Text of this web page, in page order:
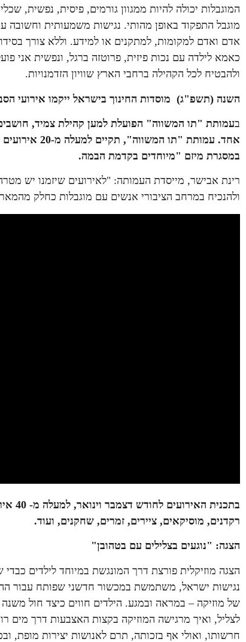
המוגבלות יכולה להיות ממגוון גורמים, פיסית, נפשית,
מוגבל התפקוד באופן מהותי. נגישות משמעותית
אדם ואדם למקומות, למתקנים או למידע. וללא צורך
כאמא לילדה עם נכות פיזית, פרוטזה ברגל, ונפשית אני
ולהבטיח לכל הקהילה ברחבי הארץ שוויון הזדמנויות.
השנה (תשפ"ג) מוסדות החינוך בישראל ייקמו אירועי הסברה בכל
בעמותת "תו המשווה" הפועלת למען קהילת צמיד,
אחד.
עמותת "תו
במסגרת מיזם "מיוחדים בקדמת הבמה.
רינת אבישר, מייסדת העמותה: "לאירועים שיזמנו יש
ולהנכיח במרחב הציבורי אנשים עם מוגבלות כחלק
רקדנים, מוסיקאים, ציירים, זמרים, שחקנים, ועוד.
הצגה: "נוגעים בצלילים עם בטהובן"
הצגה מוזיקלית פורצת דרך המונגשת במיוחד לילדים
נגישות ישראל, משתמשת במכשור חדשני שפותח עבור
של מוזיקה – במראה ובמגע. הילדים חווים כיצד חול
לצליל, ואיך מרגישה המוזיקה בקצות האצבעות דרך מים
חרשותו, ואולי אף בזכותה, תרם לאנושות יצירות מופת,